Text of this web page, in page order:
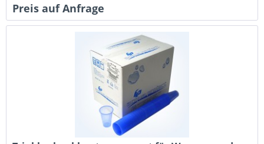
Preis auf Anfrage